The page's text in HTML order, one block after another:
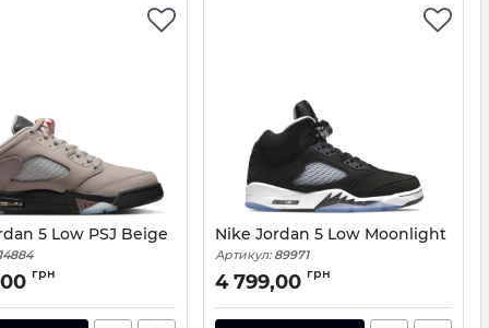
5 Low PSJ Beige
14884
грн
Nike Jordan 5 Low Moonlight
Артикул: 89971
4 799,00 грн